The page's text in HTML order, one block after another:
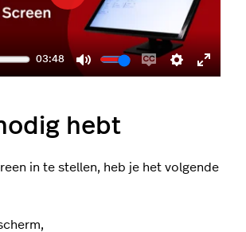
03:48
Mute
EnableSettings
Enter
Play
hebt
in te stellen, heb je het volgende